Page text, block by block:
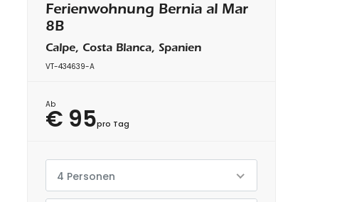
Ferienwohnung Bernia al Mar
8B
Calpe, Costa Blanca, Spanien
VT-434639-A
Ab
€ 95pro Tag
4 Personen